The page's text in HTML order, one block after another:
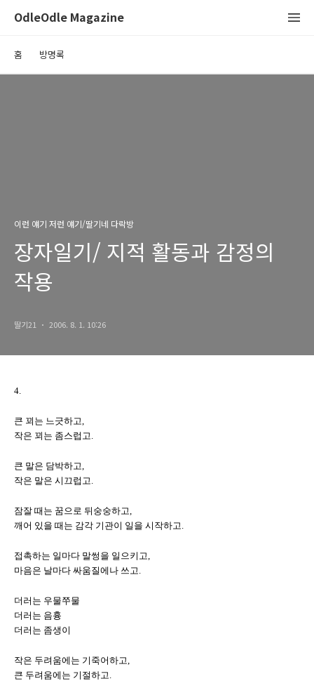
OdleOdle Magazine
홈 방명록
이런 얘기 저런 얘기/딸기네 다락방
장자일기/ 지적 활동과 감정의
작용
딸기21 2006. 8. 1. 10:26
4.
큰 꾀는 느긋하고,
작은 꾀는 좀스럽고.
큰 말은 담박하고,
작은 말은 시끄럽고.
잠잘 때는 꿈으로 뒤숭숭하고,
깨어 있을 때는 감각 기관이 일을 시작하고.
접촉하는 일마다 말썽을 일으키고,
마음은 날마다 싸움질에나 쓰고.
더러는 우물쭈물
더러는 음흉
더러는 좀생이
작은 두려움에는 기죽어하고,
큰 두려움에는 기절하고.